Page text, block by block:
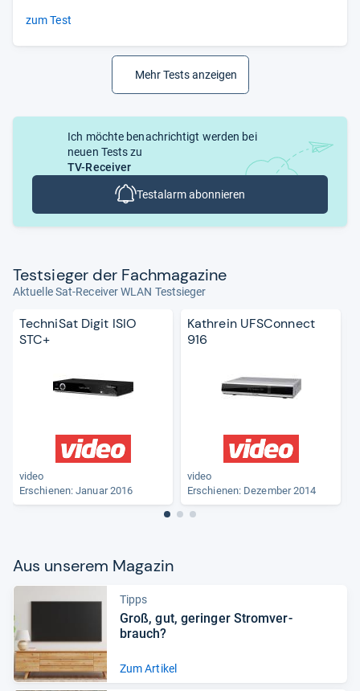
zum Test
Mehr Tests anzeigen
Ich möchte benachrichtigt werden bei
neuen Tests zu
TV-Receiver
Testalarm abonnieren
Test­sie­ger der Fach­ma­ga­zine
Aktuelle Sat-Receiver WLAN Testsieger
TechniSat Digit ISIO
STC+
video
Erschienen: Januar 2016
Kathrein UFSConnect
916
video
Erschienen: Dezember 2014
Aus unse­rem Maga­zin
Tipps
Groß, gut, gerin­ger Strom­ver­
brauch?
Zum Artikel